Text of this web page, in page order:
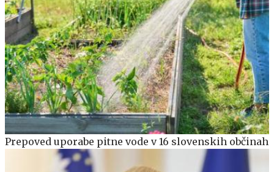
Prepoved uporabe pitne vode v 16 slovenskih občinah